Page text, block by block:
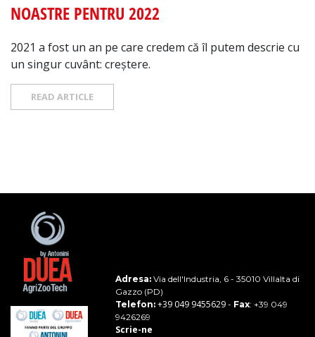
NOASTRE PENTRU 2022
2021 a fost un an pe care credem că îl putem descrie cu
un singur cuvânt: creștere.
READ ARTICLE
Adresa: Via dell'Industria, 6 - 35010 Villalta di
Gazzo (PD)
Telefon: +39 049 9455629 - Fax: +39 049
9426269
Scrie-ne